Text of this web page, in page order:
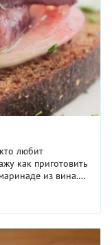
любит
как приготовить
из вина.
качествами для
кислоты,
селедку в
удачно